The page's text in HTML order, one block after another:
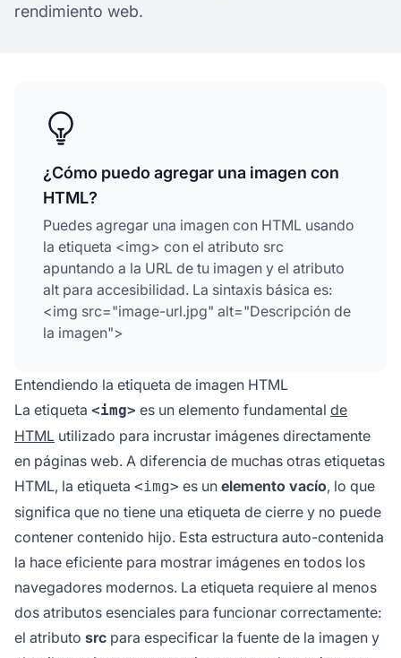
rendimiento web.
¿Cómo puedo agregar una imagen con
HTML?
Puedes agregar una imagen con HTML usando
la etiqueta <img> con el atributo src
apuntando a la URL de tu imagen y el atributo
alt para accesibilidad. La sintaxis básica es:
<img src="image-url.jpg" alt="Descripción de
la imagen">
Entendiendo la etiqueta de imagen HTML
La etiqueta <img> es un elemento fundamental de
HTML utilizado para incrustar imágenes directamente
en páginas web. A diferencia de muchas otras etiquetas
HTML, la etiqueta <img> es un elemento vacío, lo que
significa que no tiene una etiqueta de cierre y no puede
contener contenido hijo. Esta estructura auto-contenida
la hace eficiente para mostrar imágenes en todos los
navegadores modernos. La etiqueta requiere al menos
dos atributos esenciales para funcionar correctamente:
el atributo src para especificar la fuente de la imagen y